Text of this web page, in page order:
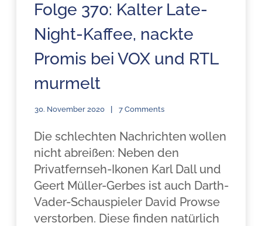
Folge 370: Kalter Late-
Night-Kaffee, nackte
Promis bei VOX und RTL
murmelt
30. November 2020 7 Comments
Die schlechten Nachrichten wollen
nicht abreißen: Neben den
Privatfernseh-Ikonen Karl Dall und
Geert Müller-Gerbes ist auch Darth-
Vader-Schauspieler David Prowse
verstorben. Diese finden natürlich